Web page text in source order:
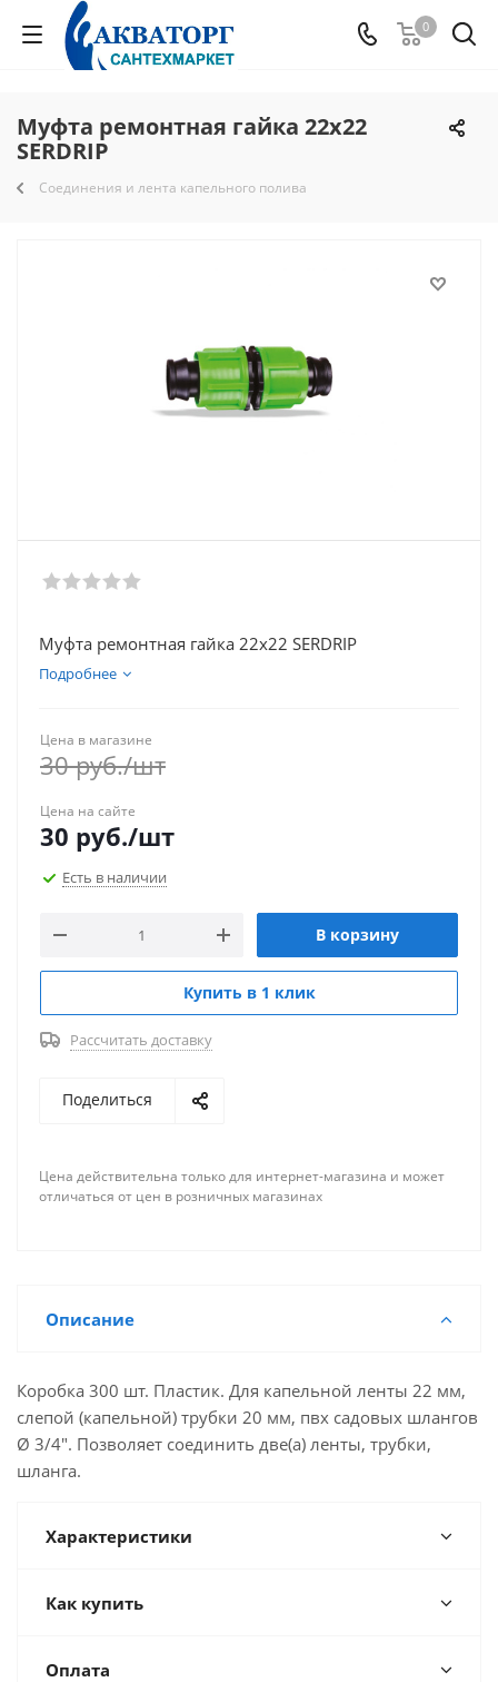
0
Муфта ремонтная гайка 22х22
SERDRIP
Соединения и лента капельного полива
Муфта ремонтная гайка 22х22 SERDRIP
Подробнее
Цена в магазине
30руб./шт
Цена на сайте
30 руб./шт
Есть в наличии
В корзину
Купить в 1 клик
Рассчитать доставку
Поделиться
Цена действительна только для интернет-магазина и может
отличаться от цен в розничных магазинах
Описание
Коробка 300 шт. Пластик. Для капельной ленты 22 мм,
слепой (капельной) трубки 20 мм, пвх садовых шлангов
Ø 3/4". Позволяет соединить две(а) ленты, трубки,
шланга.
Характеристики
Как купить
Оплата